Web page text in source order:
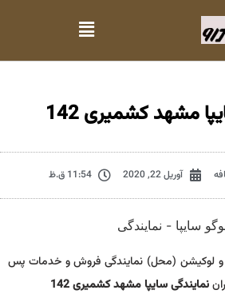
مشهد کشمیری 142
آوریل 22, 2020 11:54 ق.ظ
و لوکیشن (محل) نمایندگی فروش و خدمات پس
نمایندگی سایپا مشهد کشمیری 142